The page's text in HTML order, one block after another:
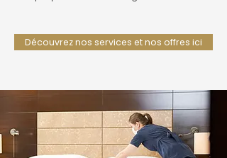
Découvrez nos services et nos offres ici